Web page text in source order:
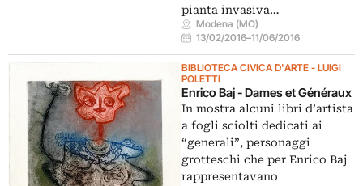
pianta invasiva…
Modena (MO)
13/02/2016–11/06/2016
BIBLIOTECA CIVICA D'ARTE - LUIGI
POLETTI
Enrico Baj - Dames et Généraux
In mostra alcuni libri d’artista
a fogli sciolti dedicati ai
“generali”, personaggi
grotteschi che per Enrico Baj
rappresentavano